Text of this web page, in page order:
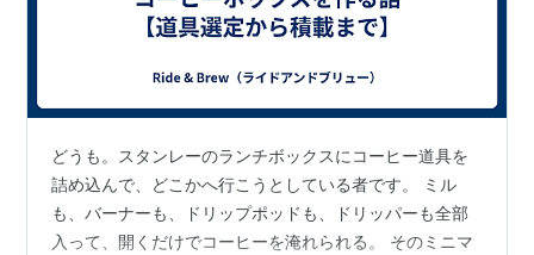
どうも。スタンレーのランチボックスにコーヒー道具を
詰め込んで、どこかへ行こうとしている者です。 ミル
も、バーナーも、ドリップポッドも、ドリッパーも全部
入って、開くだけでコーヒーを淹れられる。 そのミニマ